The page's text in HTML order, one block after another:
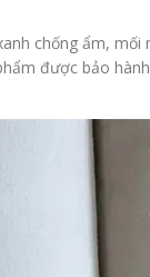
chống ẩm,
được bảo